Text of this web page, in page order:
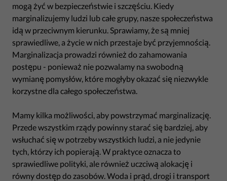
mogą żyć w bezpieczeństwie i szczęściu. Kiedy
marginalizujemy ludzi lub całe grupy, nasze społeczeństwa
idą w przeciwnym kierunku. Sprawiamy, że są mniej
sprawiedliwe, a życie w nich przestaje być przyjemnością.
Marginalizacja prowadzi również do zahamowania
postępu - ponieważ nie pozwalamy na swobodną
wymianę pomysłów, które mogłyby okazać się niezwykle
korzystne dla całego społeczeństwa.
Mamy kilka możliwości, aby powstrzymać marginalizację.
Przede wszystkim rządy powinny starać się bardziej, aby
wsłuchać się w potrzeby wszystkich ludzi, a nie jedynie
tych, którzy ich popierają. W praktyce oznacza to
sprawiedliwe polityki, ale również uczciwą alokację i
równy dostęp do zasobów. Woda i prąd, drogi i transport